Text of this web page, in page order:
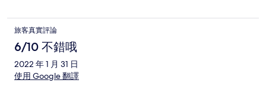
旅客真實評論
6/10 不錯哦
2022 年 1 月 31 日
使用 Google 翻譯